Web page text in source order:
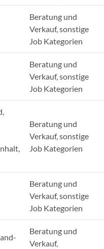
Beratung und
Verkauf, sonstige
Job Kategorien
Beratung und
Verkauf, sonstige
Job Kategorien
Beratung und
Verkauf, sonstige
Job Kategorien
Beratung und
Verkauf, sonstige
Job Kategorien
Beratung und
Verkauf,